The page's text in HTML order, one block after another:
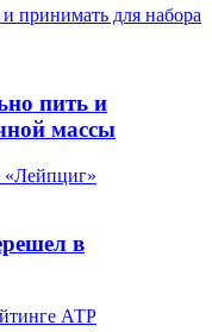
принимать для набора
пить и
массы
«Лейпциг»
в
АТР